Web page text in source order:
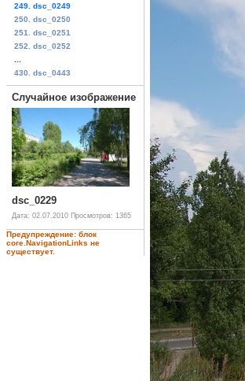
249. dsc_0249
250. dsc_0250
251. dsc_0251
252. dsc_0252
430. dsc_0443
Случайное изображение
dsc_0229
Дата: 02.07.2010 Просмотров: 1365
Предупреждение: блок
core.NavigationLinks не
существует.